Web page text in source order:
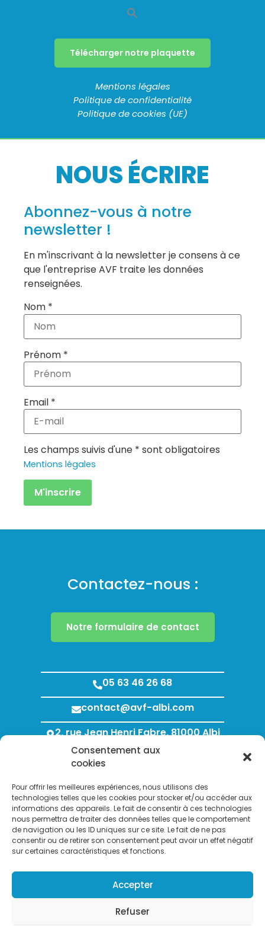
Consentement aux
cookies
Pour offrir les meilleures expériences, nous utilisons des
technologies telles que les cookies pour stocker et/ou accéder aux
informations des appareils. Le fait de consentir à ces technologies
nous permettra de traiter des données telles que le comportement
de navigation ou les ID uniques sur ce site. Le fait de ne pas
consentir ou de retirer son consentement peut avoir un effet négatif
sur certaines caractéristiques et fonctions.
Accepter
Refuser
Télécharger notre plaquette
Mentions légales
Politique de confidentialité
Politique de cookies (UE)
NOUS ÉCRIRE
Abonnez-vous à notre
newsletter !
En m'inscrivant à la newsletter je consens à ce
que l'entreprise AVF traite les données
renseignées.
Nom *
Prénom *
Email *
Les champs suivis d'une * sont obligatoires
Mentions légales
Contactez-nous :
Notre formulaire de contact
05 63 46 26 68
contact@avf-albi.com
2, rue Jean Henri Fabre, 81000 Albi
Lundi au Jeudi : 8h00 - 12h00 / 13h30 - 18h00
for: